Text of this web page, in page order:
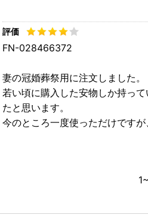
FN-028466372
妻の冠婚葬祭用に注文しました。
若い頃に購入した安物しか持っ
たと思います。
今のところ一度使っただけです